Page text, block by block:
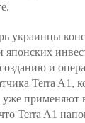
украинцы
японских
и
Terra A1,
уже применяют
Terra A1